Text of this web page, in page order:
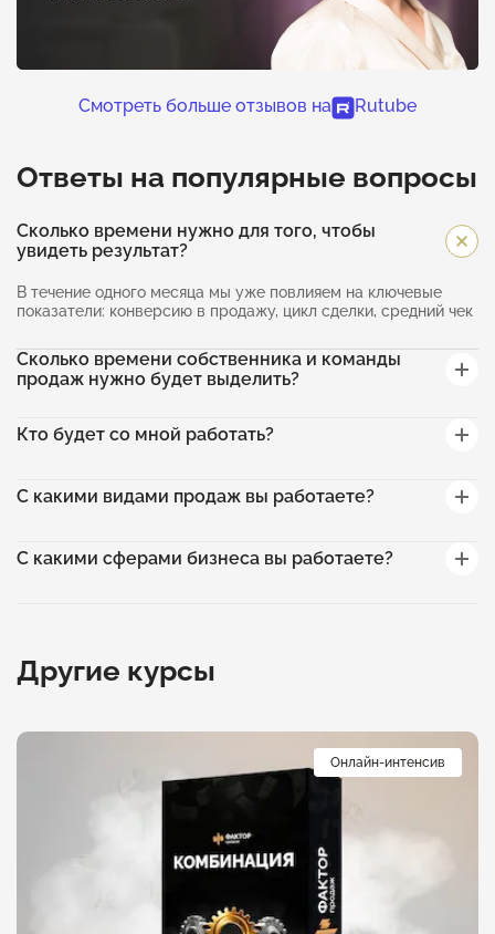
Смотреть больше отзывов на Rutube
Ответы на популярные вопросы
Сколько времени нужно для того, чтобы
увидеть результат?
В течение одного месяца мы уже повлияем на ключевые
показатели: конверсию в продажу, цикл сделки, средний чек
Сколько времени собственника и команды
продаж нужно будет выделить?
Кто будет со мной работать?
С какими видами продаж вы работаете?
С какими сферами бизнеса вы работаете?
Другие курсы
Онлайн-интенсив